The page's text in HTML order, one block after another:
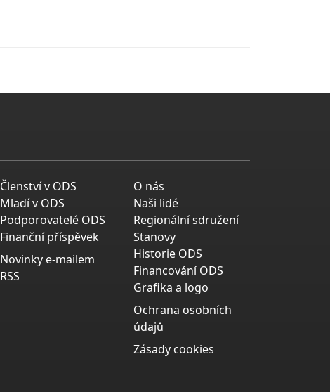
Členství v ODS
Mladí v ODS
Podporovatelé ODS
Finanční příspěvek
Novinky e-mailem
RSS
O nás
Naši lidé
Regionální sdružení
Stanovy
Historie ODS
Financování ODS
Grafika a logo
Ochrana osobních
údajů
Zásady cookies